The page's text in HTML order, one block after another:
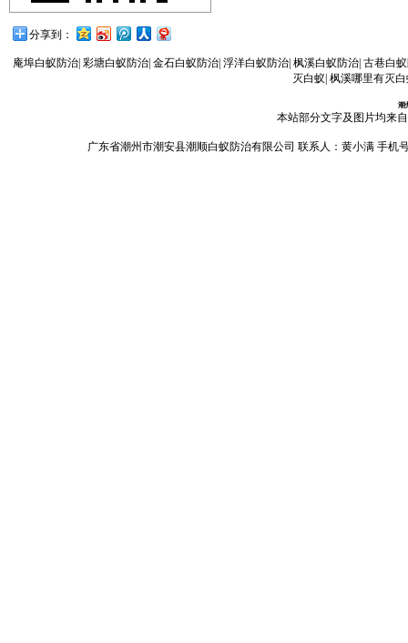
分享到：
庵埠白蚁防治| 彩塘白蚁防治| 金石白蚁防治| 浮洋白蚁防治| 枫溪白蚁防治| 古巷白
灭白蚁 枫溪哪里有灭白
潮
本站部分文字及图片均来
广东省潮州市潮安县潮顺白蚁防治有限公司 联系人：黄小满 手机